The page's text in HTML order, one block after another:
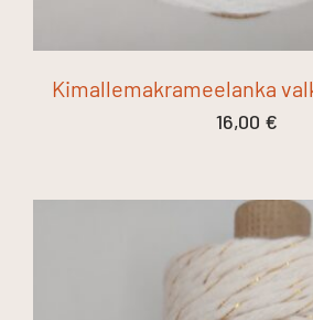
Kimallemakrameelanka
16,00 €